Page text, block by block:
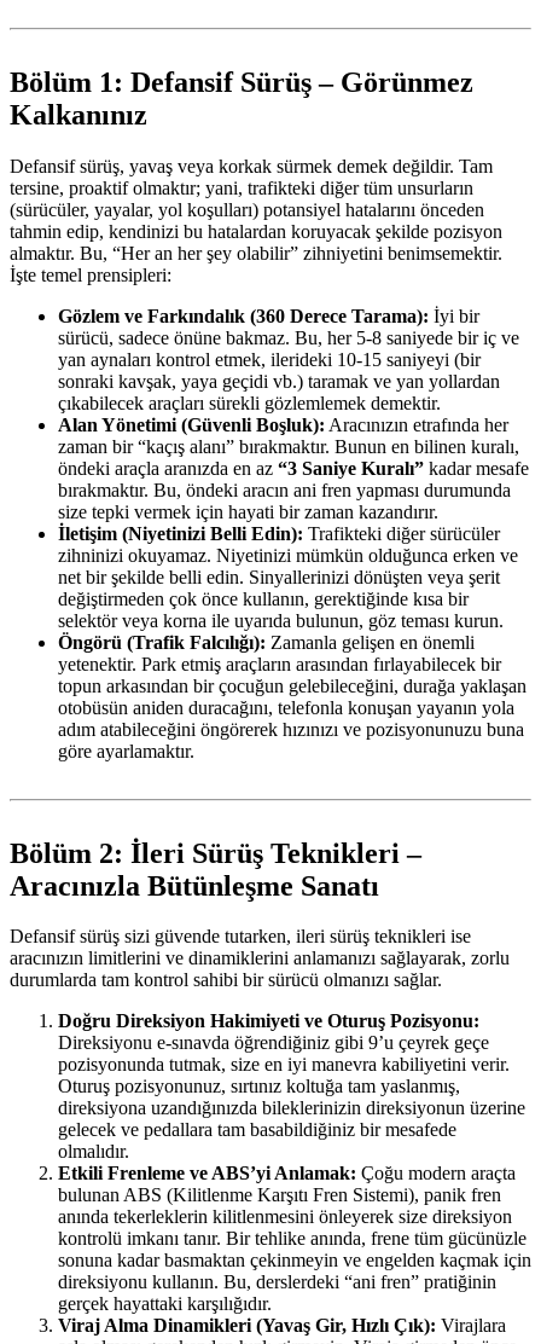
Bölüm 1: Defansif Sürüş – Görünmez
Kalkanınız
Defansif sürüş, yavaş veya korkak sürmek demek değildir. Tam
tersine, proaktif olmaktır; yani, trafikteki diğer tüm unsurların
(sürücüler, yayalar, yol koşulları) potansiyel hatalarını önceden
tahmin edip, kendinizi bu hatalardan koruyacak şekilde pozisyon
almaktır. Bu, “Her an her şey olabilir” zihniyetini benimsemektir.
İşte temel prensipleri:
Gözlem ve Farkındalık (360 Derece Tarama): İyi bir
sürücü, sadece önüne bakmaz. Bu, her 5-8 saniyede bir iç ve
yan aynaları kontrol etmek, ilerideki 10-15 saniyeyi (bir
sonraki kavşak, yaya geçidi vb.) taramak ve yan yollardan
çıkabilecek araçları sürekli gözlemlemek demektir.
Alan Yönetimi (Güvenli Boşluk): Aracınızın etrafında her
zaman bir “kaçış alanı” bırakmaktır. Bunun en bilinen kuralı,
öndeki araçla aranızda en az “3 Saniye Kuralı” kadar mesafe
bırakmaktır. Bu, öndeki aracın ani fren yapması durumunda
size tepki vermek için hayati bir zaman kazandırır.
İletişim (Niyetinizi Belli Edin): Trafikteki diğer sürücüler
zihninizi okuyamaz. Niyetinizi mümkün olduğunca erken ve
net bir şekilde belli edin. Sinyallerinizi dönüşten veya şerit
değiştirmeden çok önce kullanın, gerektiğinde kısa bir
selektör veya korna ile uyarıda bulunun, göz teması kurun.
Öngörü (Trafik Falcılığı): Zamanla gelişen en önemli
yetenektir. Park etmiş araçların arasından fırlayabilecek bir
topun arkasından bir çocuğun gelebileceğini, durağa yaklaşan
otobüsün aniden duracağını, telefonla konuşan yayanın yola
adım atabileceğini öngörerek hızınızı ve pozisyonunuzu buna
göre ayarlamaktır.
Bölüm 2: İleri Sürüş Teknikleri –
Aracınızla Bütünleşme Sanatı
Defansif sürüş sizi güvende tutarken, ileri sürüş teknikleri ise
aracınızın limitlerini ve dinamiklerini anlamanızı sağlayarak, zorlu
durumlarda tam kontrol sahibi bir sürücü olmanızı sağlar.
Doğru Direksiyon Hakimiyeti ve Oturuş Pozisyonu:
Direksiyonu e-sınavda öğrendiğiniz gibi 9’u çeyrek geçe
pozisyonunda tutmak, size en iyi manevra kabiliyetini verir.
Oturuş pozisyonunuz, sırtınız koltuğa tam yaslanmış,
direksiyona uzandığınızda bileklerinizin direksiyonun üzerine
gelecek ve pedallara tam basabildiğiniz bir mesafede
olmalıdır.
Etkili Frenleme ve ABS’yi Anlamak: Çoğu modern araçta
bulunan ABS (Kilitlenme Karşıtı Fren Sistemi), panik fren
anında tekerleklerin kilitlenmesini önleyerek size direksiyon
kontrolü imkanı tanır. Bir tehlike anında, frene tüm gücünüzle
sonuna kadar basmaktan çekinmeyin ve engelden kaçmak için
direksiyonu kullanın. Bu, derslerdeki “ani fren” pratiğinin
gerçek hayattaki karşılığıdır.
Viraj Alma Dinamikleri (Yavaş Gir, Hızlı Çık): Virajlara